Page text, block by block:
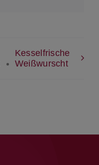
Kesselfrische
Weißwurscht